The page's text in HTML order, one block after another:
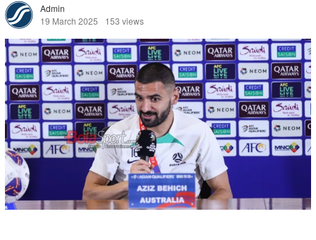
Admin
19 March 2025
153 views